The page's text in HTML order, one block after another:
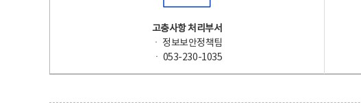
고충사항 처리부서
ㆍ 정보보안정책팀
ㆍ 053-230-1035